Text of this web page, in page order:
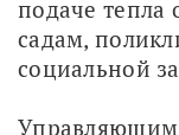
подаче тепла
садам,
социальной